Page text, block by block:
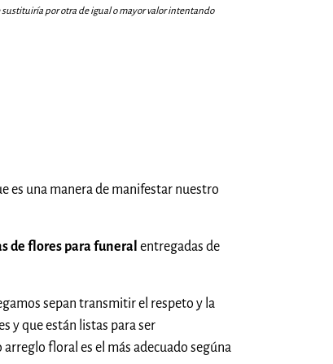
sustituiría por otra de igual o mayor valor intentando
es una manera de manifestar nuestro
de flores para funeral entregadas de
sepan transmitir el respeto y la
y que están listas para ser
floral es el más adecuado segúna